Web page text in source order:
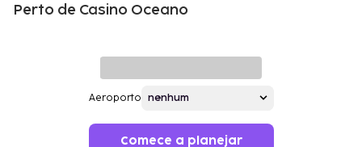
Perto de Casino Oceano
Aeroporto
Comece a planejar